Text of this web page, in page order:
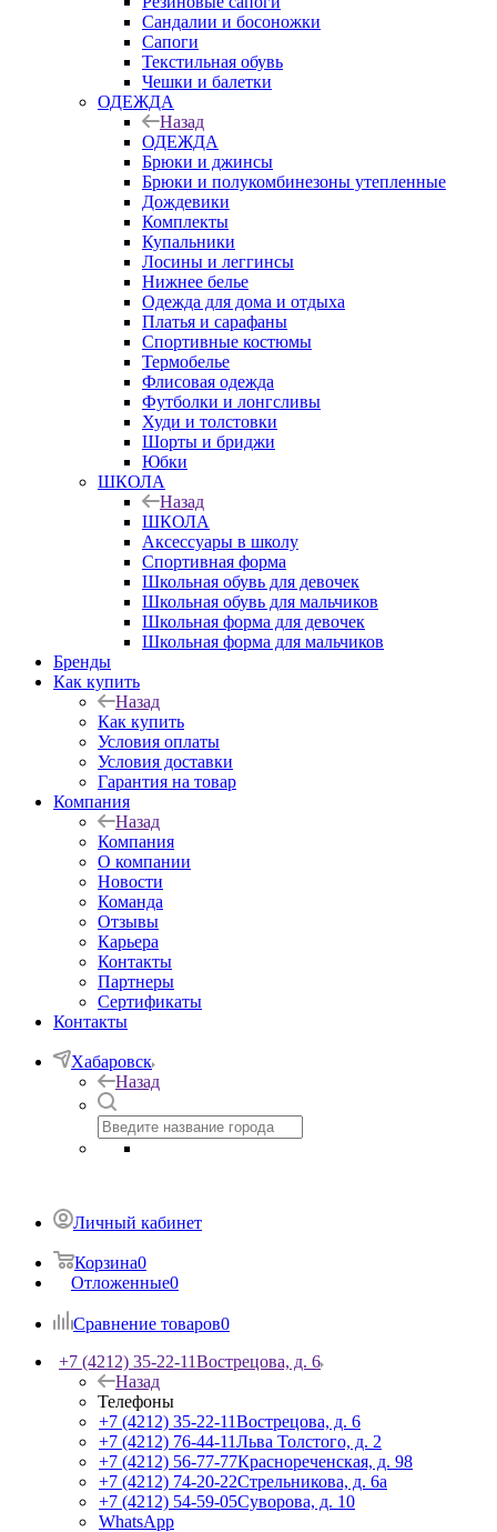
Сандалии и босоножки
Сапоги
Текстильная обувь
Чешки и балетки
ОДЕЖДА
Назад
ОДЕЖДА
Брюки и джинсы
Брюки и полукомбинезоны утепленные
Дождевики
Комплекты
Купальники
Лосины и леггинсы
Нижнее белье
Одежда для дома и отдыха
Платья и сарафаны
Спортивные костюмы
Термобелье
Флисовая одежда
Футболки и лонгсливы
Худи и толстовки
Шорты и бриджи
Юбки
ШКОЛА
Назад
ШКОЛА
Аксессуары в школу
Спортивная форма
Школьная обувь для девочек
Школьная обувь для мальчиков
Школьная форма для девочек
Школьная форма для мальчиков
Бренды
Как купить
Назад
Как купить
Условия оплаты
Условия доставки
Гарантия на товар
Компания
Назад
Компания
О компании
Новости
Команда
Отзывы
Карьера
Контакты
Партнеры
Сертификаты
Контакты
Хабаровск
Назад
Личный кабинет
Корзина0
Отложенные0
Сравнение товаров0
+7 (4212) 35-22-11Вострецова, д. 6
Назад
Телефоны
+7 (4212) 35-22-11Вострецова, д. 6
+7 (4212) 76-44-11Льва Толстого, д. 2
+7 (4212) 56-77-77Краснореченская, д. 98
+7 (4212) 74-20-22Стрельникова, д. 6а
+7 (4212) 54-59-05Суворова, д. 10
WhatsApp